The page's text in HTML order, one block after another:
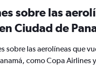
sobre las
Ciudad de
sobre las aerolíneas que
como Copa Airlines